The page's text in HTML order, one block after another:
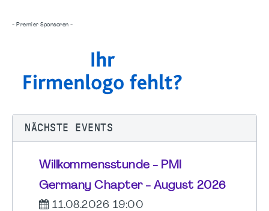
- Premier Sponsoren -
NÄCHSTE EVENTS
Willkommensstunde - PMI
Germany Chapter - August 2026
11.08.2026 19:00